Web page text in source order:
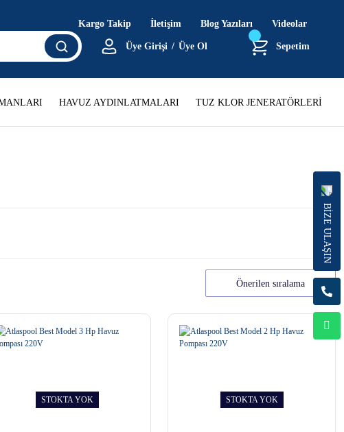
Kargo Takip İletişim Blog Yazıları Videolar
Üye Girişi / Üye Ol Sepetim
HAVUZ AYDINLATMALARI TUZ KLOR JENERATÖRLERİ
STOKTA YOK STOKTA YOK
BİZE ULAŞIN